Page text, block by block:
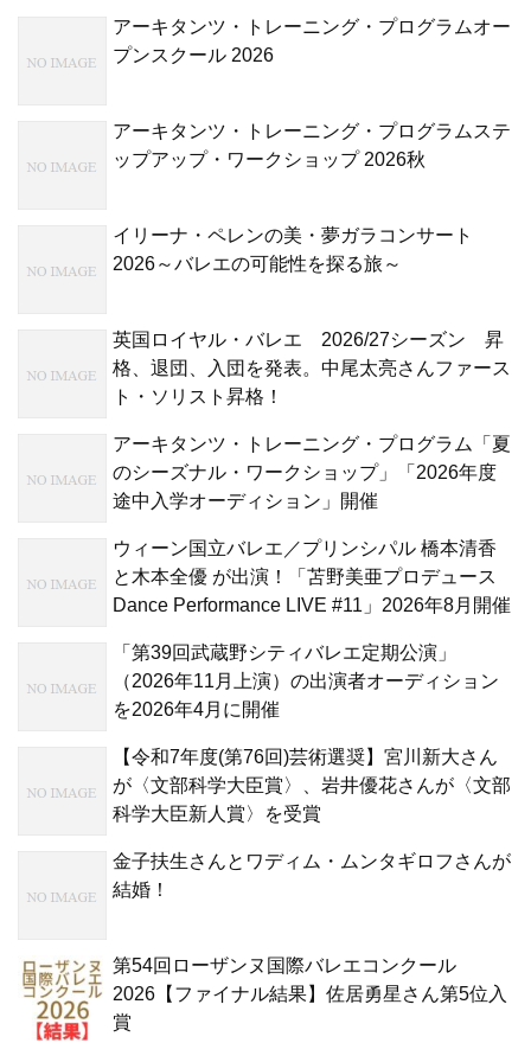
アーキタンツ・トレーニング・プログラムオー
プンスクール 2026
アーキタンツ・トレーニング・プログラムステ
ップアップ・ワークショップ 2026秋
イリーナ・ペレンの美・夢ガラコンサート
2026～バレエの可能性を探る旅～
英国ロイヤル・バレエ 2026/27シーズン 昇
格、退団、入団を発表。中尾太亮さんファース
ト・ソリスト昇格！
アーキタンツ・トレーニング・プログラム「夏
のシーズナル・ワークショップ」「2026年度
途中入学オーディション」開催
ウィーン国立バレエ／プリンシパル 橋本清香
と木本全優 が出演！「苫野美亜プロデュース
Dance Performance LIVE #11」2026年8月開催
「第39回武蔵野シティバレエ定期公演」
（2026年11月上演）の出演者オーディション
を2026年4月に開催
【令和7年度(第76回)芸術選奨】宮川新大さん
が〈文部科学大臣賞〉、岩井優花さんが〈文部
科学大臣新人賞〉を受賞
金子扶生さんとワディム・ムンタギロフさんが
結婚！
第54回ローザンヌ国際バレエコンクール
2026【ファイナル結果】佐居勇星さん第5位入
賞